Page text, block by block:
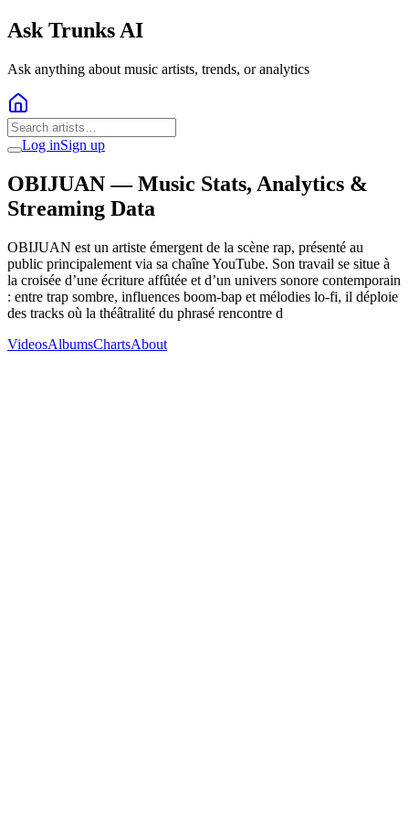
Ask Trunks AI
Ask anything about music artists, trends, or analytics
Log inSign up
OBIJUAN— Music Stats, Analytics &
Streaming Data
OBIJUAN est un artiste émergent de la scène rap, présenté au
public principalement via sa chaîne YouTube. Son travail se situe à
la croisée d’une écriture affûtée et d’un univers sonore contemporain
: entre trap sombre, influences boom‑bap et mélodies lo‑fi, il déploie
des tracks où la théâtralité du phrasé rencontre d
VideosAlbumsChartsAbout